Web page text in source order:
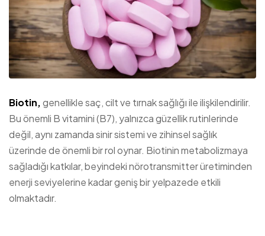
Biotin,genellikle saç, cilt ve tırnak sağlığı ile ilişkilendirilir.
Bu önemli B vitamini (B7), yalnızca güzellik rutinlerinde
değil, aynı zamanda sinir sistemi ve zihinsel sağlık
üzerinde de önemli bir rol oynar. Biotinin metabolizmaya
sağladığı katkılar, beyindeki nörotransmitter üretiminden
enerji seviyelerine kadar geniş bir yelpazede etkili
olmaktadır.